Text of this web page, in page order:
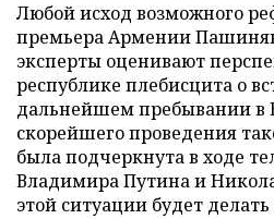
Любой исход возможного
премьера Армении
эксперты оценивают
республике плебисцита о
дальнейшем пребывании в
скорейшего проведения
была подчеркнута в ходе
Владимира Путина и
этой ситуации будет